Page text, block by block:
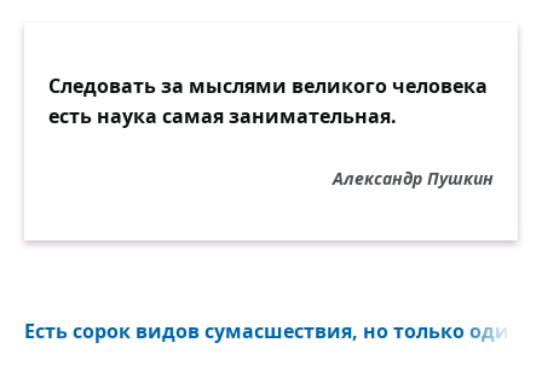
Следовать за мыслями великого человека
есть наука самая занимательная.
Александр Пушкин
Есть сорок видов сумасшествия, но только один